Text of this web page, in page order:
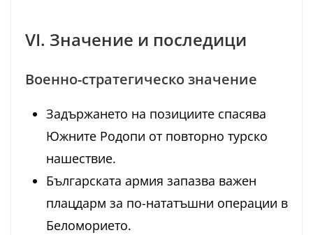
VI. Значение и последици
Военно-стратегическо значение
Задържането на позициите спасява
Южните Родопи от повторно турско
нашествие.
Българската армия запазва важен
плацдарм за по-нататъшни операции в
Беломорието.